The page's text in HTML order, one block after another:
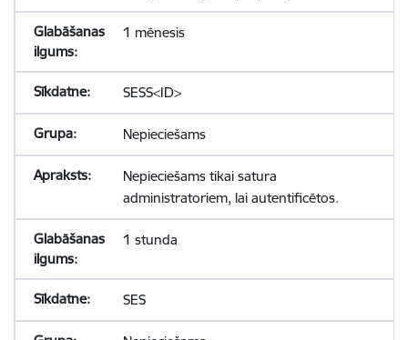
1 mēnesis
SESS<ID>
Nepieciešams
Nepieciešams tikai satura
administratoriem, lai autentificētos.
1 stunda
SES